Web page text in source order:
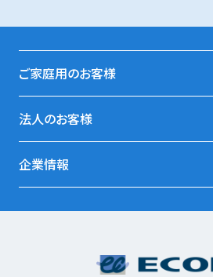
ご家庭用のお客様
法人のお客様
企業情報